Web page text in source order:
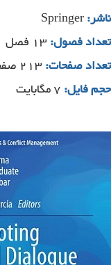
ناشر: Springer
تعداد فصول:
تعداد صفحات:
حجم فایل: ۷ مگابایت